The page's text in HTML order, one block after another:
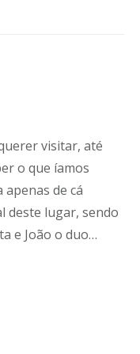
visitar, até
o que íamos
apenas de cá
deste lugar, sendo
e João o duo…